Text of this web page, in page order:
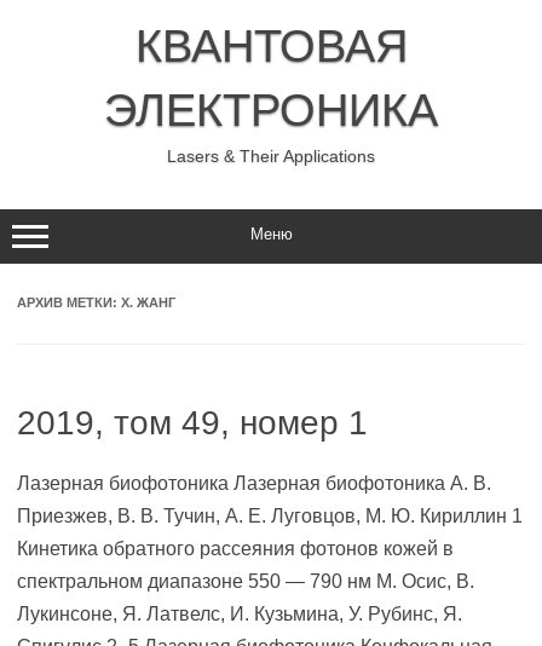
КВАНТОВАЯ
ЭЛЕКТРОНИКА
Lasers & Their Applications
Меню
АРХИВ МЕТКИ: Х. ЖАНГ
2019, том 49, номер 1
Лазерная биофотоника Лазерная биофотоника А. В.
Приезжев, В. В. Тучин, А. Е. Луговцов, М. Ю. Кириллин 1
Кинетика обратного рассеяния фотонов кожей в
спектральном диапазоне 550 — 790 нм М. Осис, В.
Лукинсоне, Я. Латвелс, И. Кузьмина, У. Рубинс, Я.